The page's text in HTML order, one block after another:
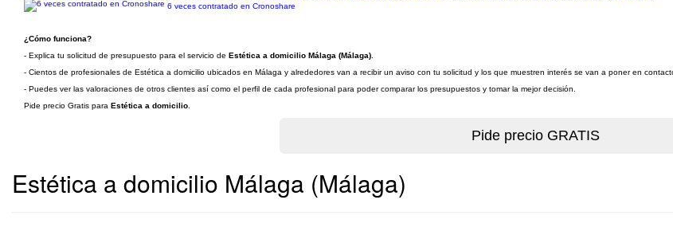
6 veces contratado en Cronoshare
¿Cómo funciona?
- Explica tu solicitud de presupuesto para el servicio de Estética a domicilio Málaga (Málaga)
- Cientos de profesionales de Estética a domicilio ubicados en Málaga y alrededores van a recibir un aviso con tu solicitud y los que muestren interés se van a poner en
- Puedes ver las valoraciones de otros clientes así como el perfil de cada profesional para poder comparar los presupuestos y tomar la mejor decisión.
Pide precio Gratis para Estética a domicilio
Estética a domicilio Málaga (Málaga)